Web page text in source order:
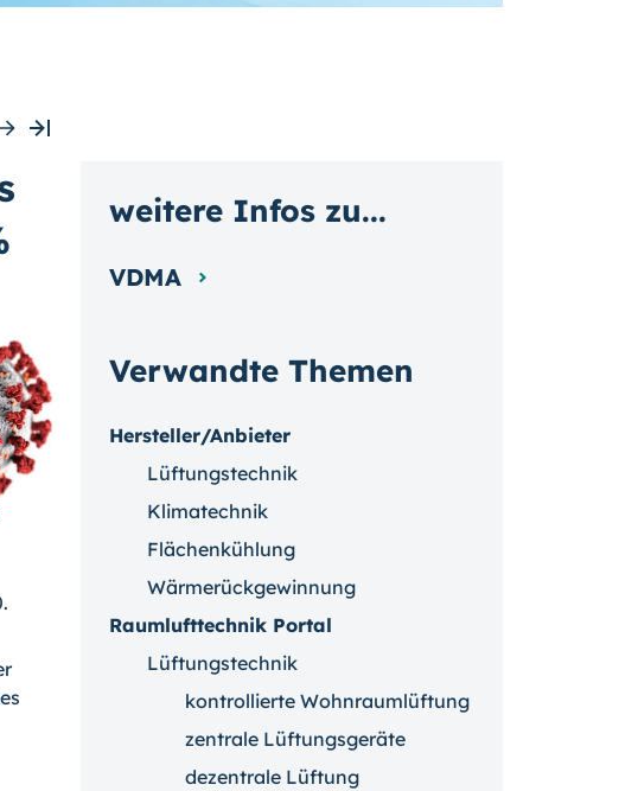
Verwandte Themen
Hersteller/Anbieter
Lüftungstechnik
Klimatechnik
Flächenkühlung
Wärmerückgewinnung
Raumlufttechnik Portal
Lüftungstechnik
kontrollierte Wohnraumlüftung
zentrale Lüftungsgeräte
dezentrale Lüftung
weitere Infos zu...
VDMA